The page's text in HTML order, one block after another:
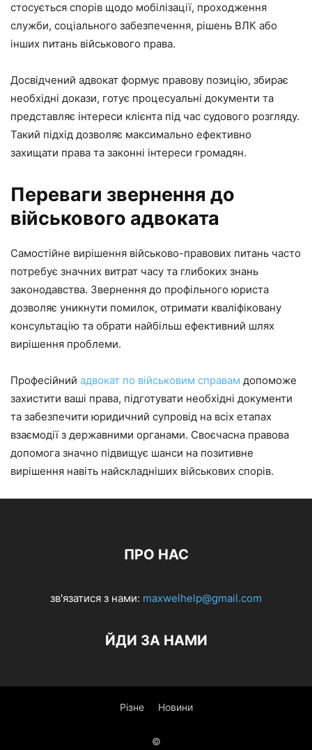
стосується спорів щодо мобілізації, проходження
служби, соціального забезпечення, рішень ВЛК або
інших питань військового права.
Досвідчений адвокат формує правову позицію, збирає
необхідні докази, готує процесуальні документи та
представляє інтереси клієнта під час судового розгляду.
Такий підхід дозволяє максимально ефективно
захищати права та законні інтереси громадян.
Переваги звернення до
військового адвоката
Самостійне вирішення військово-правових питань часто
потребує значних витрат часу та глибоких знань
законодавства. Звернення до профільного юриста
дозволяє уникнути помилок, отримати кваліфіковану
консультацію та обрати найбільш ефективний шлях
вирішення проблеми.
Професійний адвокат по військовим справам допоможе
захистити ваші права, підготувати необхідні документи
та забезпечити юридичний супровід на всіх етапах
взаємодії з державними органами. Своєчасна правова
допомога значно підвищує шанси на позитивне
вирішення навіть найскладніших військових спорів.
ПРО НАС
зв'язатися з нами: maxwelhelp@gmail.com
ЙДИ ЗА НАМИ
Різне Новини
©